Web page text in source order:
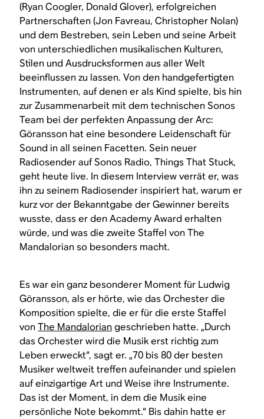
(Ryan Coogler, Donald Glover), erfolgreichen
Partnerschaften (Jon Favreau, Christopher Nolan)
und dem Bestreben, sein Leben und seine Arbeit
von unterschiedlichen musikalischen Kulturen,
Stilen und Ausdrucksformen aus aller Welt
beeinflussen zu lassen. Von den handgefertigten
Instrumenten, auf denen er als Kind spielte, bis hin
zur Zusammenarbeit mit dem technischen Sonos
Team bei der perfekten Anpassung der Arc:
Göransson hat eine besondere Leidenschaft für
Sound in all seinen Facetten. Sein neuer
Radiosender auf Sonos Radio, Things That Stuck,
geht heute live. In diesem Interview verrät er, was
ihn zu seinem Radiosender inspiriert hat, warum er
kurz vor der Bekanntgabe der Gewinner bereits
wusste, dass er den Academy Award erhalten
würde, und was die zweite Staffel vonThe
Mandalorianso besonders macht.
Es war ein ganz besonderer Moment für Ludwig
Göransson, als er hörte, wie das Orchester die
Komposition spielte, die er für die erste Staffel
vonThe Mandaloriangeschrieben hatte. „Durch
das Orchester wird die Musik erst richtig zum
Leben erweckt“, sagt er. „70 bis 80 der besten
Musiker weltweit treffen aufeinander und spielen
auf einzigartige Art und Weise ihre Instrumente.
Das ist der Moment, in dem die Musik eine
persönliche Note bekommt.“ Bis dahin hatte er